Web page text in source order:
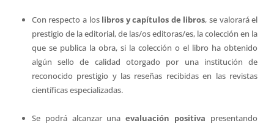
Con respecto a los libros y capítulos de libros, se valorará el
prestigio de la editorial, de las/os editoras/es, la colección en la
que se publica la obra, si la colección o el libro ha obtenido
algún sello de calidad otorgado por una institución de
reconocido prestigio y las reseñas recibidas en las revistas
científicas especializadas.
Se podrá alcanzar unaevaluación positiva presentando